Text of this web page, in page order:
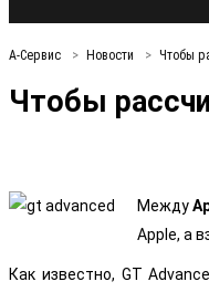
А-Сервис Новости Чтобы
Чтобы
Между
Apple, а
Как известно, GT